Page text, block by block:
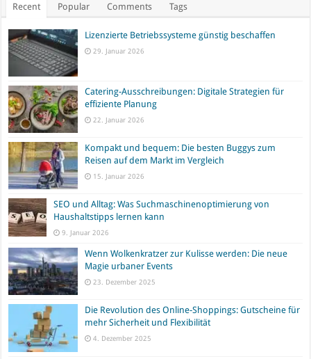
Recent Popular Comments Tags
Lizenzierte Betriebssysteme günstig beschaffen
29. Januar 2026
Catering-Ausschreibungen: Digitale Strategien für
effiziente Planung
22. Januar 2026
Kompakt und bequem: Die besten Buggys zum
Reisen auf dem Markt im Vergleich
15. Januar 2026
SEO und Alltag: Was Suchmaschinenoptimierung von
Haushaltstipps lernen kann
9. Januar 2026
Wenn Wolkenkratzer zur Kulisse werden: Die neue
Magie urbaner Events
23. Dezember 2025
Die Revolution des Online-Shoppings: Gutscheine für
mehr Sicherheit und Flexibilität
4. Dezember 2025